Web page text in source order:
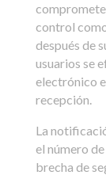
control
después de
usuarios se
electrónico
recepción.
La
el número
brecha de